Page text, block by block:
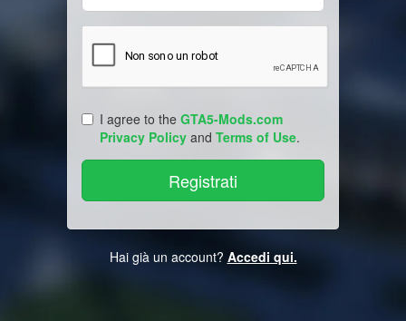
I agree to the GTA5-Mods.com
Privacy Policy and Terms of Use.
Hai già un account? Accedi qui.